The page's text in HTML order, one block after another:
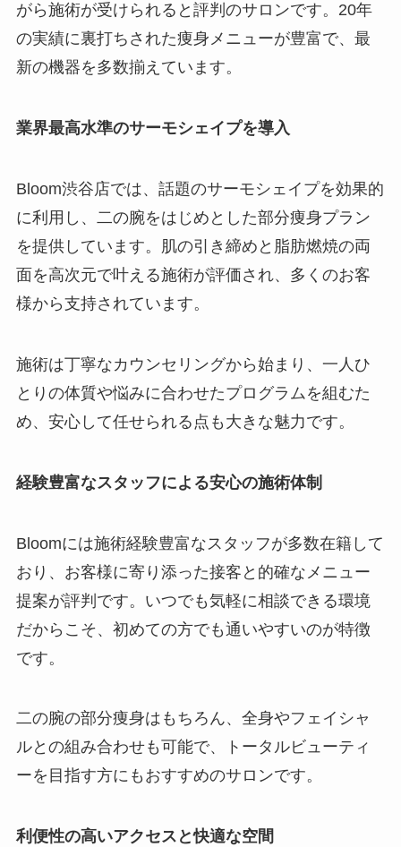
がら施術が受けられると評判のサロンです。20年
の実績に裏打ちされた痩身メニューが豊富で、最
新の機器を多数揃えています。
業界最高水準のサーモシェイプを導入
Bloom渋谷店では、話題のサーモシェイプを効果的
に利用し、二の腕をはじめとした部分痩身プラン
を提供しています。肌の引き締めと脂肪燃焼の両
面を高次元で叶える施術が評価され、多くのお客
様から支持されています。
施術は丁寧なカウンセリングから始まり、一人ひ
とりの体質や悩みに合わせたプログラムを組むた
め、安心して任せられる点も大きな魅力です。
経験豊富なスタッフによる安心の施術体制
Bloomには施術経験豊富なスタッフが多数在籍して
おり、お客様に寄り添った接客と的確なメニュー
提案が評判です。いつでも気軽に相談できる環境
だからこそ、初めての方でも通いやすいのが特徴
です。
二の腕の部分痩身はもちろん、全身やフェイシャ
ルとの組み合わせも可能で、トータルビューティ
ーを目指す方にもおすすめのサロンです。
利便性の高いアクセスと快適な空間